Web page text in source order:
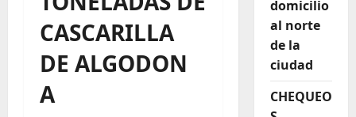
CASCARILLA
DE ALGODON
A
domicilio
al norte
de la
ciudad
CHEQUEO